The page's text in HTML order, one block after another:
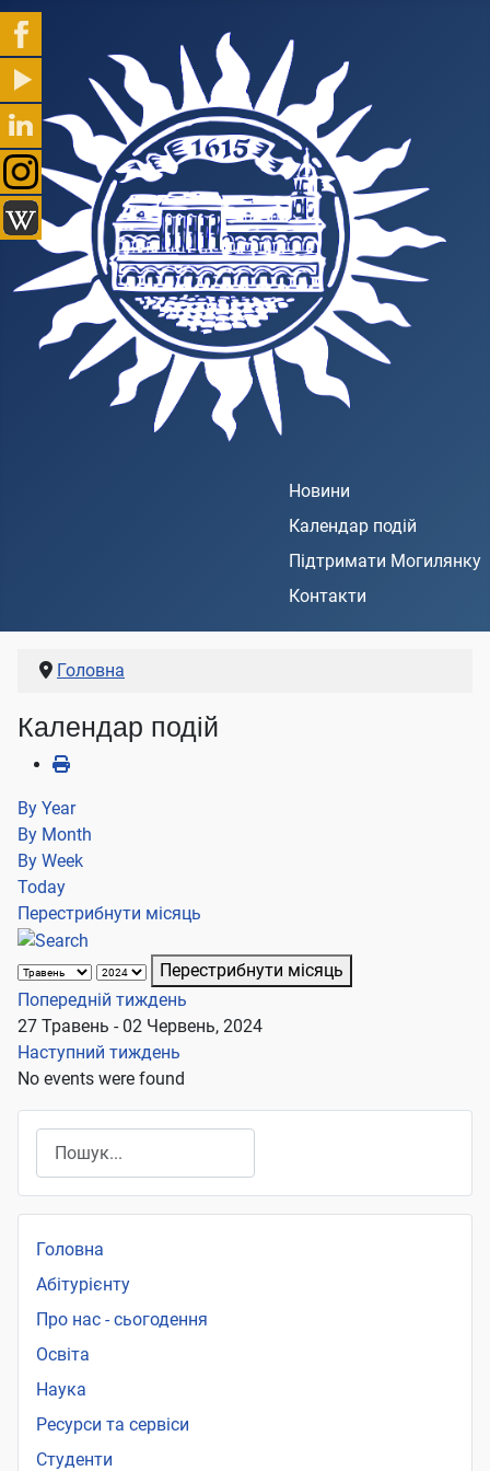
Новини
Календар подій
Підтримати Могилянку
Контакти
Головна
Календар подій
By Year
By Month
By Week
Today
Перестрибнути місяць
Перестрибнути місяць
Попередній тиждень
27 Травень - 02 Червень, 2024
Наступний тиждень
No events were found
Головна
Абітурієнту
Про нас - сьогодення
Освіта
Наука
Ресурси та сервіси
Студенти